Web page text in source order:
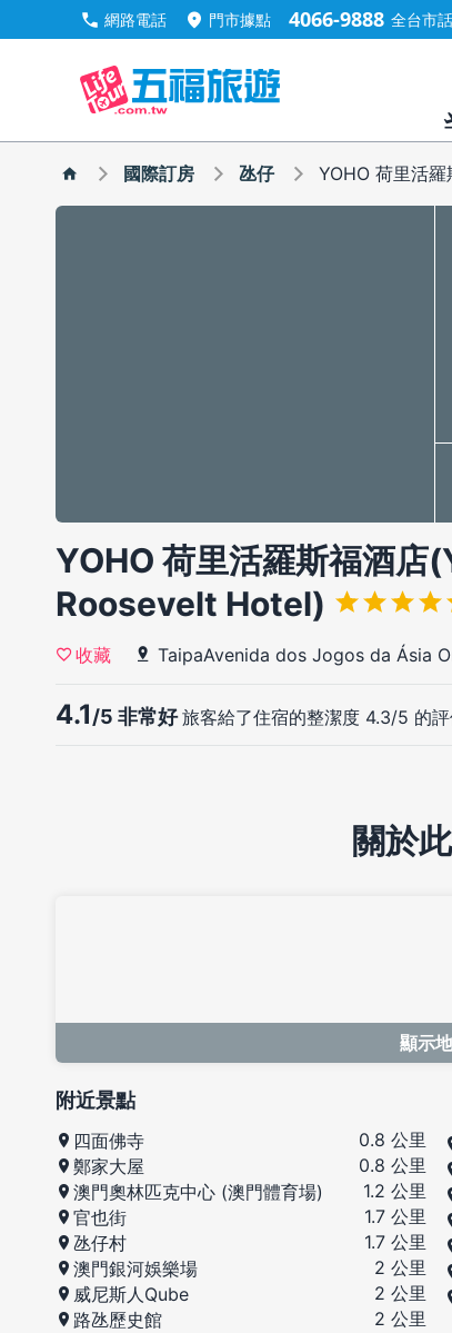
call 網路電話 location_on 門市據點 4066-9888 全台市
國際訂房 氹仔 YOHO 荷里活羅
YOHO 荷里活羅斯福酒
Roosevelt Hotel)
收藏 TaipaAvenida dos Jogos da Ásia
4.1/5 非常好旅客給了住宿的整潔度 4.3/5 的
關於
顯示
附近景點
四面佛寺
0.8 公里
鄭家大屋
0.8 公里
澳門奧林匹克中心 (澳門體育場)
1.2 公里
官也街
1.7 公里
氹仔村
1.7 公里
澳門銀河娛樂場
2 公里
威尼斯人Qube
2 公里
路氹歷史館
2 公里